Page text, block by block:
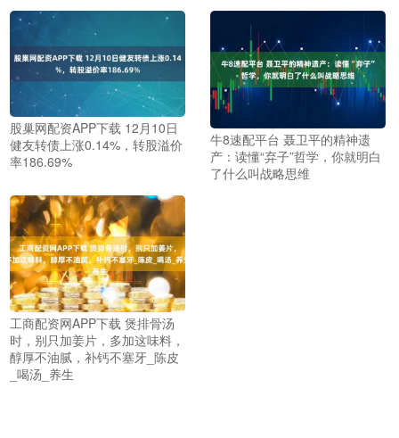
股巢网配资APP下载 12月10日
健友转债上涨0.14%，转股溢价
率186.69%
牛8速配平台 聂卫平的精神遗
产：读懂“弃子”哲学，你就明白
了什么叫战略思维
工商配资网APP下载 煲排骨汤
时，别只加姜片，多加这味料，
醇厚不油腻，补钙不塞牙_陈皮
_喝汤_养生